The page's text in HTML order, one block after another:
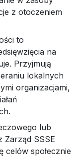
z otoczeniem
to
na
Przyjmują
lokalnych
organizacjami,
lub
Zarząd SSSE
celów społecznie